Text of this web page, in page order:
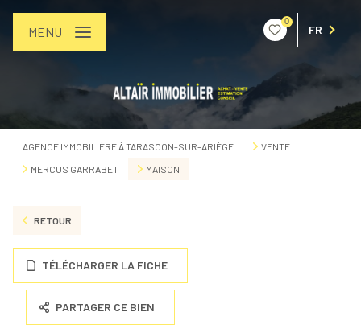
0
FR
MENU
AGENCE IMMOBILIÈRE À TARASCON-SUR-ARIÈGE
VENTE
MERCUS GARRABET
MAISON
RETOUR
TÉLÉCHARGER LA FICHE
PARTAGER CE BIEN